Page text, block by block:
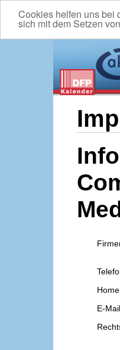
Cookies helfen uns bei
sich mit dem Setzen
E-